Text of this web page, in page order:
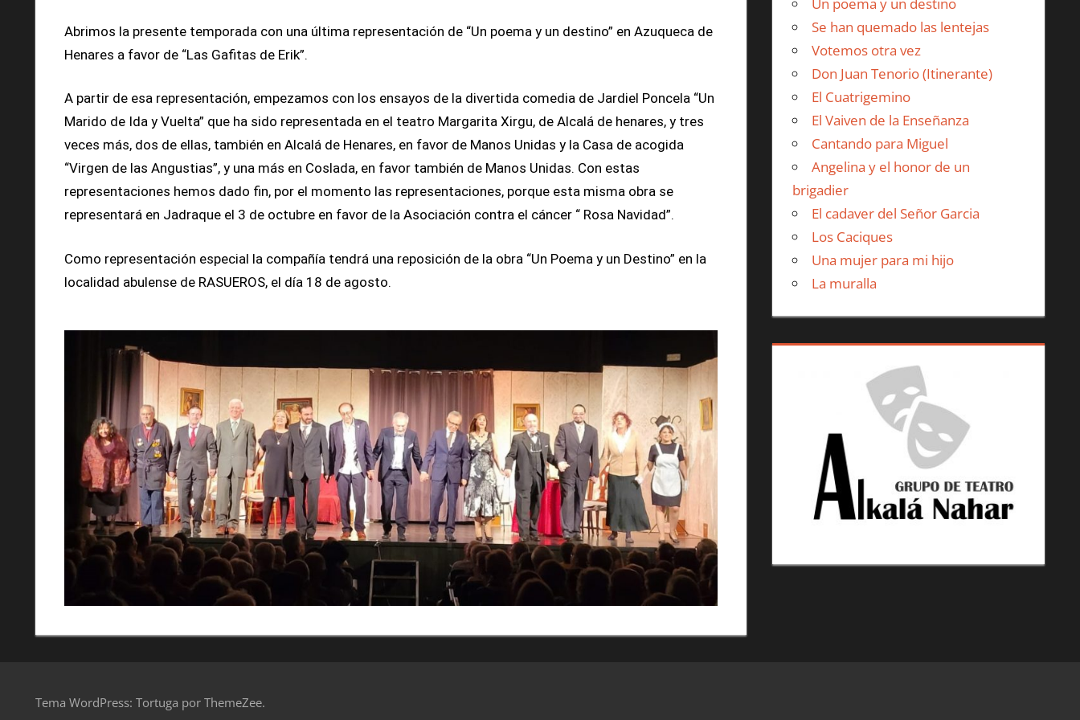
nuestras
Abrimos la presente temporada con una última representación de “Un poema y un destino” en Azuqueca de
Henares a favor de “Las Gafitas de Erik”.
A partir de esa representación, empezamos con los ensayos de la divertida comedia de Jardiel Poncela “Un
Marido de Ida y Vuelta” que ha sido representada en el teatro Margarita Xirgu, de Alcalá de henares, y tres
veces más, dos de ellas, también en Alcalá de Henares, en favor de Manos Unidas y la Casa de acogida
“Virgen de las Angustias”, y una más en Coslada, en favor también de Manos Unidas. Con estas
representaciones hemos dado fin, por el momento las representaciones, porque esta misma obra se
representará en Jadraque el 3 de octubre en favor de la Asociación contra el cáncer “ Rosa Navidad”.
Como representación especial la compañía tendrá una reposición de la obra “Un Poema y un Destino” en la
localidad abulense de RASUEROS, el día 18 de agosto.
Se han quemado las lentejas
Votemos otra vez
Don Juan Tenorio (Itinerante)
El Cuatrigemino
El Vaiven de la Enseñanza
Cantando para Miguel
Angelina y el honor de un
brigadier
El cadaver del Señor Garcia
Los Caciques
Una mujer para mi hijo
La muralla
Tema WordPress: Tortuga por ThemeZee.